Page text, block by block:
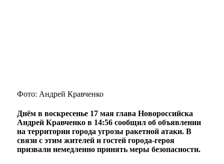
Фото: Андрей Кравченко
Днём в воскресенье 17 мая глава Новороссийска
Андрей Кравченко в 14:56 сообщил об объявлении
на территории города угрозы ракетной атаки. В
связи с этим жителей и гостей города-героя
призвали немедленно принять меры безопасности.